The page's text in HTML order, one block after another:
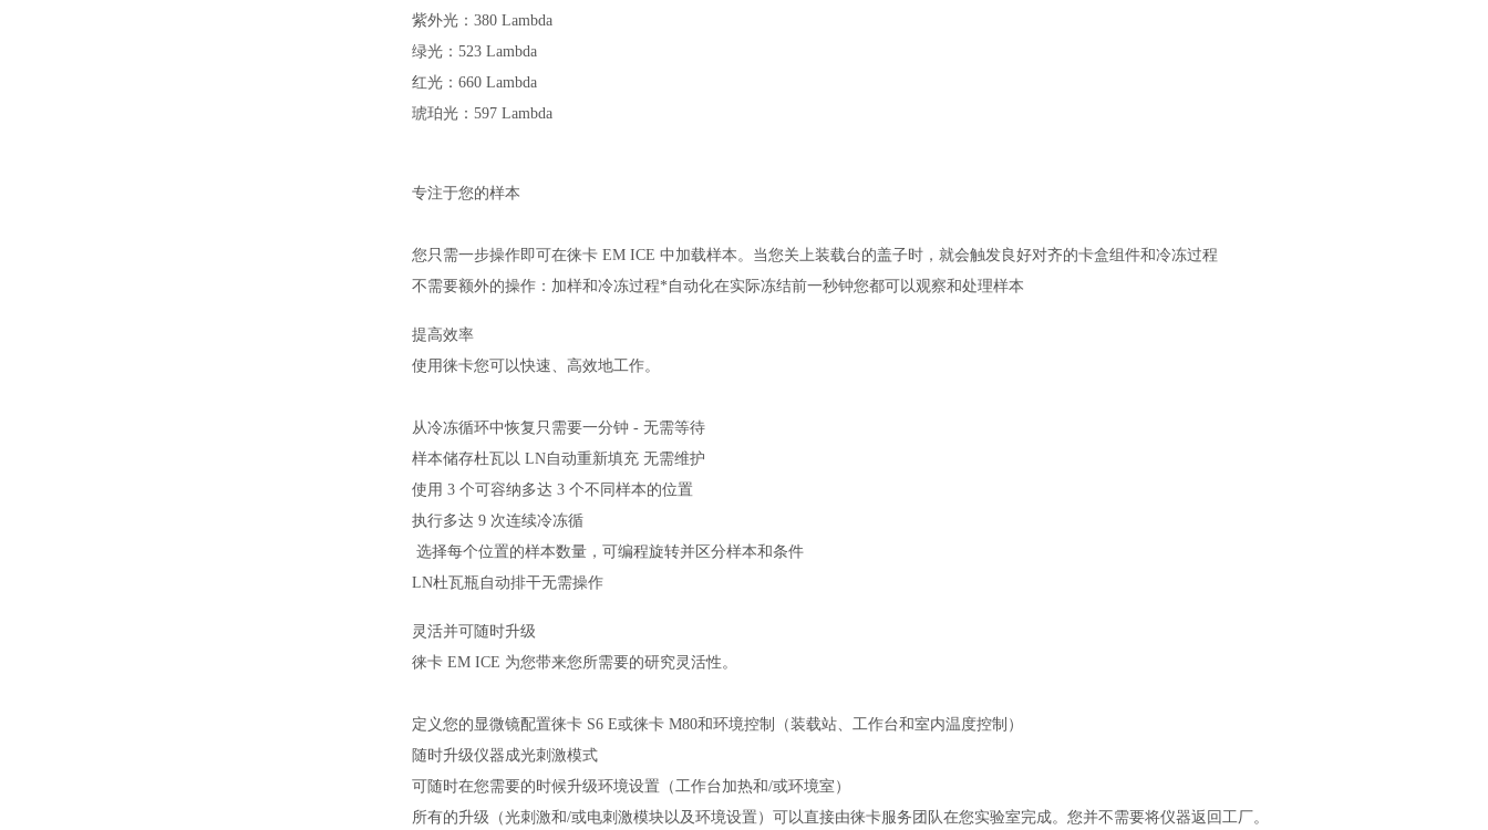
紫外光：380 Lambda
绿光：523 Lambda
红光：660 Lambda
琥珀光：597 Lambda
专注于您的样本
您只需一步操作即可在徕卡 EM ICE 中加载样本。当您关上装载台的盖子时，就会触发良好对齐的卡盒组件和冷冻过程
不需要额外的操作：加样和冷冻过程*自动化在实际冻结前一秒钟您都可以观察和处理样本
提高效率
使用徕卡您可以快速、高效地工作。
从冷冻循环中恢复只需要一分钟 - 无需等待
样本储存杜瓦以 LN自动重新填充 无需维护
使用 3 个可容纳多达 3 个不同样本的位置
执行多达 9 次连续冷冻循
选择每个位置的样本数量，可编程旋转并区分样本和条件
LN杜瓦瓶自动排干无需操作
灵活并可随时升级
徕卡 EM ICE 为您带来您所需要的研究灵活性。
定义您的显微镜配置徕卡 S6 E或徕卡 M80和环境控制（装载站、工作台和室内温度控制）
随时升级仪器成光刺激模式
可随时在您需要的时候升级环境设置（工作台加热和/或环境室）
所有的升级（光刺激和/或电刺激模块以及环境设置）可以直接由徕卡服务团队在您实验室完成。您并不需要将仪器返回工厂。